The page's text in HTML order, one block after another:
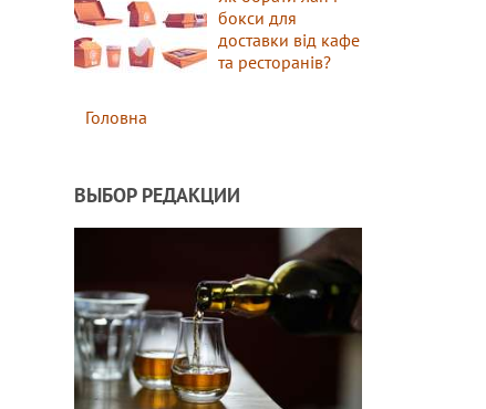
бокси для
доставки від кафе
та ресторанів?
Головна
ВЫБОР РЕДАКЦИИ